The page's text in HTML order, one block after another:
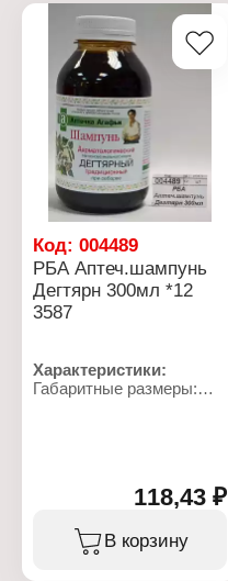
Код: 004489
РБА Аптеч.шампунь
Дегтярн 300мл *12
3587
Характеристики:
Габаритные размеры:
118,43 ₽
В корзину